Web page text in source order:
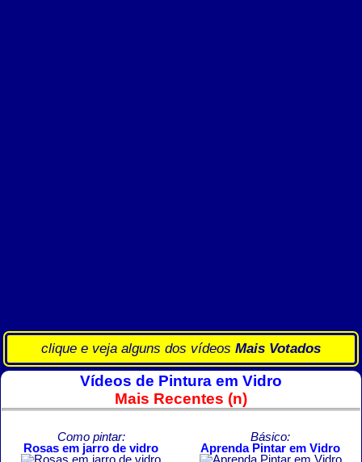
clique e veja alguns dos vídeos Mais Votados
Vídeos de Pintura em Vidro
Mais Recentes (n)
Como pintar:
Rosas em jarro de vidro
Básico:
Aprenda Pintar em Vidro